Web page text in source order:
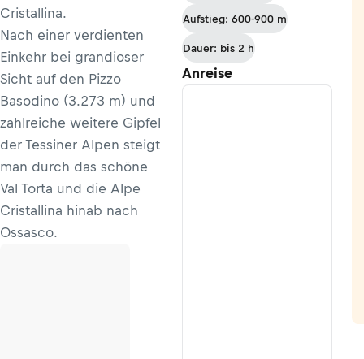
Cristallina.
Nach einer verdienten
Einkehr bei grandioser
Sicht auf den Pizzo
Basodino (3.273 m) und
zahlreiche weitere Gipfel
der Tessiner Alpen steigt
man durch das schöne
Val Torta und die Alpe
Cristallina hinab nach
Ossasco.
Aufstieg: 600-900 m
Dauer: bis 2 h
Anreise